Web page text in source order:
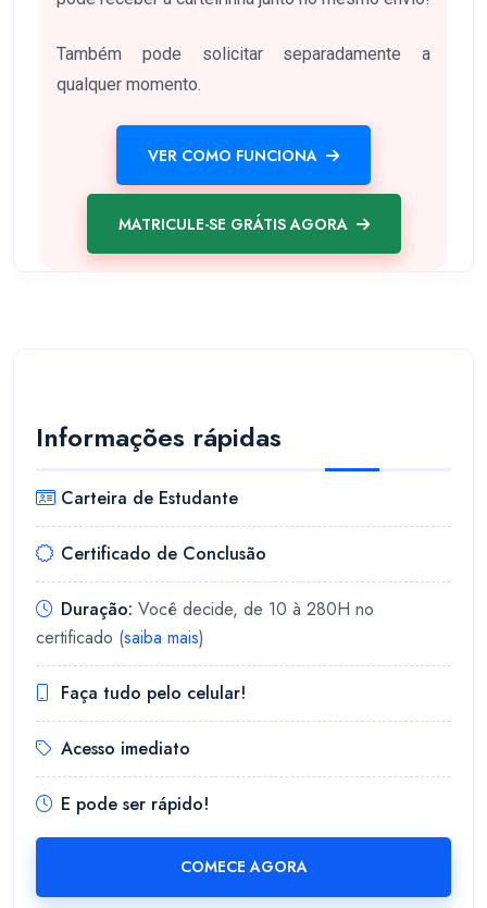
Também pode solicitar separadamente a
qualquer momento.
VER COMO FUNCIONA
MATRICULE-SE GRÁTIS AGORA
Informações rápidas
Carteira de Estudante
Certificado de Conclusão
Duração: Você decide, de 10 à 280H no
certificado (saiba mais)
Faça tudo pelo celular!
Acesso imediato
E pode ser rápido!
COMECE AGORA